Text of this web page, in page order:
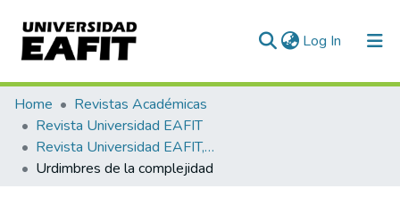
Log In (current)
Home
Revistas Académicas
Revista Universidad EAFIT
Revista Universidad EAFIT, Vol. 33, Núm. 105 (1997)
Urdimbres de la complejidad